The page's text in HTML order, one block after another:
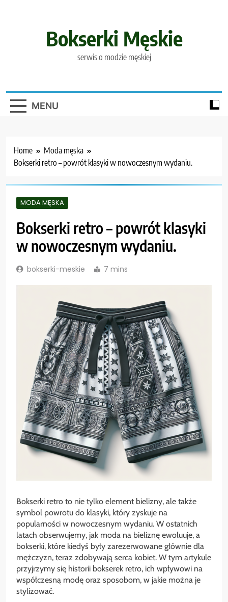
Bokserki Męskie
serwis o modzie męskiej
MENU
Home
Moda męska
Bokserki retro – powrót klasyki w nowoczesnym wydaniu.
MODA MĘSKA
Bokserki retro – powrót klasyki
w nowoczesnym wydaniu.
bokserki-meskie 7 mins
Bokserki retro to nie tylko element bielizny, ale także
symbol powrotu do klasyki, który zyskuje na
popularności w nowoczesnym wydaniu. W ostatnich
latach obserwujemy, jak moda na bieliznę ewoluuje, a
bokserki, które kiedyś były zarezerwowane głównie dla
mężczyzn, teraz zdobywają serca kobiet. W tym artykule
przyjrzymy się historii bokserek retro, ich wpływowi na
współczesną modę oraz sposobom, w jakie można je
stylizować.